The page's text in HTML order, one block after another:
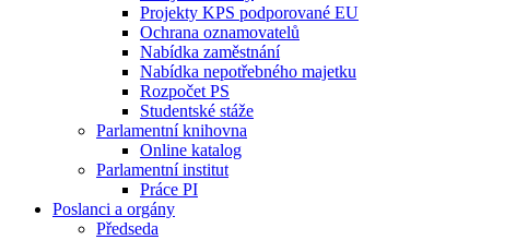
Projekty KPS podporované EU
Ochrana oznamovatelů
Nabídka zaměstnání
Nabídka nepotřebného majetku
Rozpočet PS
Studentské stáže
Parlamentní knihovna
Online katalog
Parlamentní institut
Práce PI
Poslanci a orgány
Předseda